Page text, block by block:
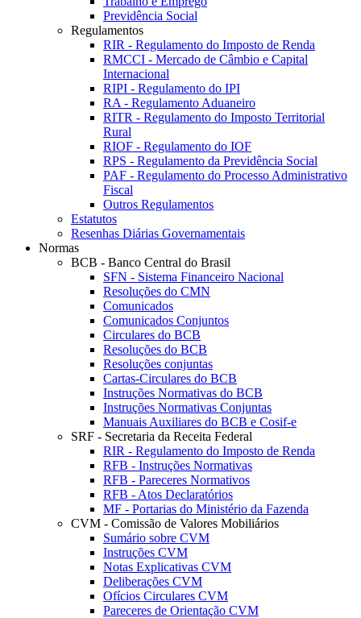
Previdência Social
Regulamentos
RIR - Regulamento do Imposto de Renda
RMCCI - Mercado de Câmbio e Capital
Internacional
RIPI - Regulamento do IPI
RA - Regulamento Aduaneiro
RITR - Regulamento do Imposto Territorial
Rural
RIOF - Regulamento do IOF
RPS - Regulamento da Previdência Social
PAF - Regulamento do Processo Administrativo
Fiscal
Outros Regulamentos
Estatutos
Resenhas Diárias Governamentais
Normas
BCB - Banco Central do Brasil
SFN - Sistema Financeiro Nacional
Resoluções do CMN
Comunicados
Comunicados Conjuntos
Circulares do BCB
Resoluções do BCB
Resoluções conjuntas
Cartas-Circulares do BCB
Instruções Normativas do BCB
Instruções Normativas Conjuntas
Manuais Auxiliares do BCB e Cosif-e
SRF - Secretaria da Receita Federal
RIR - Regulamento do Imposto de Renda
RFB - Instruções Normativas
RFB - Pareceres Normativos
RFB - Atos Declaratórios
MF - Portarias do Ministério da Fazenda
CVM - Comissão de Valores Mobiliários
Sumário sobre CVM
Instruções CVM
Notas Explicativas CVM
Deliberações CVM
Ofícios Circulares CVM
Pareceres de Orientação CVM